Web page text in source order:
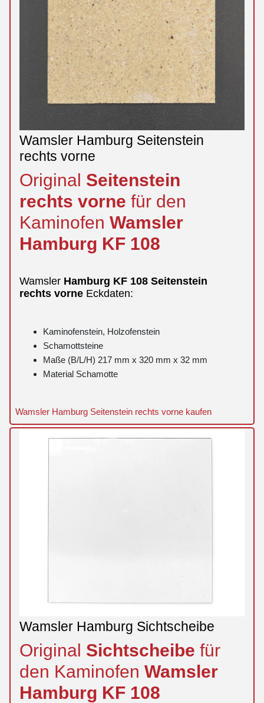
Wamsler Hamburg Seitenstein
rechts vorne
Original Seitenstein
rechts vorne für den
Kaminofen Wamsler
Hamburg KF 108
Wamsler Hamburg KF 108 Seitenstein
rechts vorne Eckdaten:
Kaminofenstein, Holzofenstein
Schamottsteine
Maße (B/L/H) 217 mm x 320 mm x 32 mm
Material Schamotte
Wamsler Hamburg Seitenstein rechts vorne kaufen
Wamsler Hamburg Sichtscheibe
Original Sichtscheibe für
den Kaminofen Wamsler
Hamburg KF 108